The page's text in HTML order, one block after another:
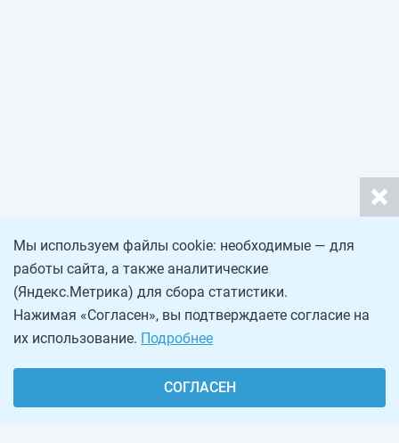
Мы используем файлы cookie: необходимые — для
работы сайта, а также аналитические
(Яндекс.Метрика) для сбора статистики.
Нажимая «Согласен», вы подтверждаете согласие на
их использование. Подробнее
СОГЛАСЕН